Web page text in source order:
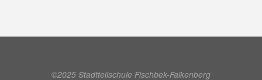
©2025 Stadtteilschule Fischbek-Falkenberg